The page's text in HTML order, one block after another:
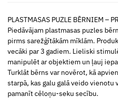
PLASTMASAS PUZLE BĒRNIEM –
Piedāvājam plastmasas puzles
pirms sarežģītākām mīklām.
vecāki par 3 gadiem. Lieliski
manipulēt ar objektiem un ļauj
Turklāt bērns var novērot, kā
starpā, kas galu galā veido vienotu
pamanīt cēloņu-seku secību.